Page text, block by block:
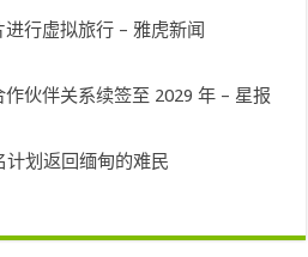
行虚拟旅行 – 雅虎新闻
伙伴关系续签至 2029 年 – 星报
计划返回缅甸的难民